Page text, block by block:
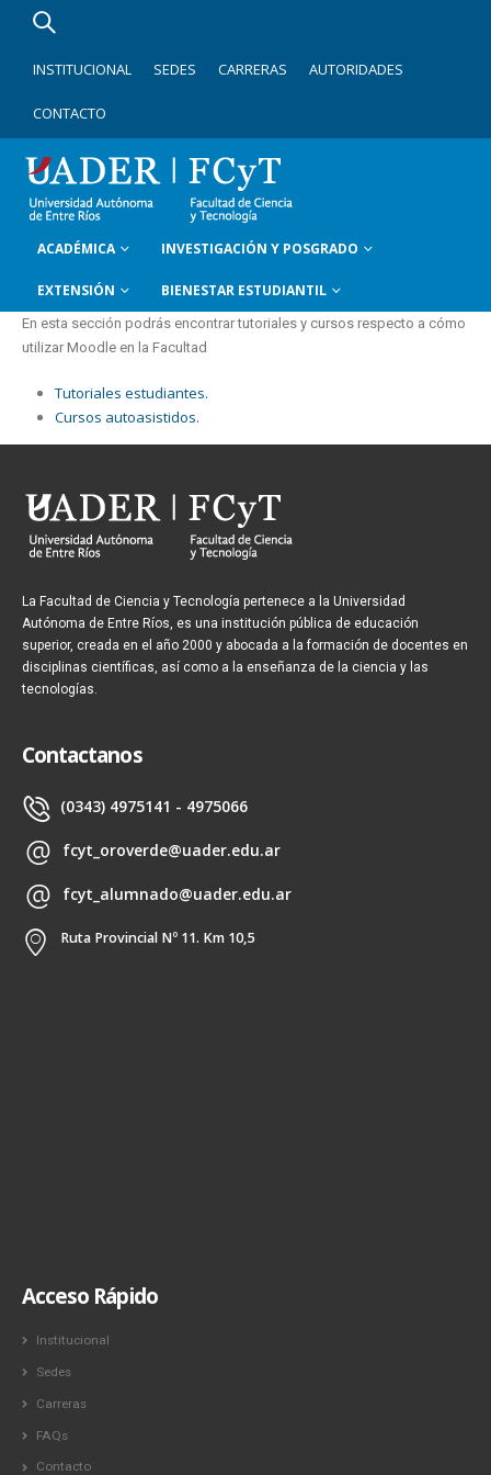
INSTITUCIONAL SEDES CARRERAS AUTORIDADES
CONTACTO
ACADÉMICA INVESTIGACIÓN Y POSGRADO
EXTENSIÓN BIENESTAR ESTUDIANTIL
En esta sección podrás encontrar tutoriales y cursos respecto a cómo
utilizar Moodle en la Facultad
Tutoriales estudiantes.
Cursos autoasistidos.
La Facultad de Ciencia y Tecnología pertenece a la Universidad
Autónoma de Entre Ríos, es una institución pública de educación
superior, creada en el año 2000 y abocada a la formación de docentes en
disciplinas científicas, así como a la enseñanza de la ciencia y las
tecnologías.
Contactanos
(0343) 4975141 - 4975066
fcyt_oroverde@uader.edu.ar
fcyt_alumnado@uader.edu.ar
Ruta Provincial Nº 11. Km 10,5
Acceso Rápido
Institucional
Sedes
Carreras
FAQs
Contacto